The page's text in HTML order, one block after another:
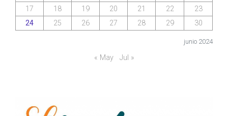
junio 2024
17
18 19 20 21 22
23
24
25 26 27 28 29 30
« May Jul »